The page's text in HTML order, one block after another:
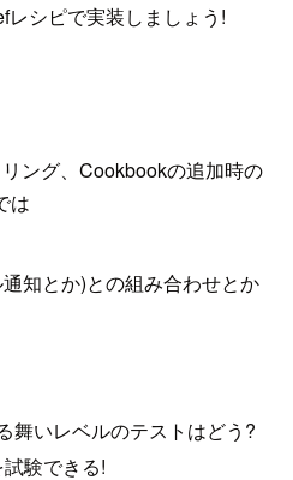
シピで実装しましょう!
ング、Cookbookの追加時の
は
知とか)との組み合わせとか
舞いレベルのテストはどう?
験できる!